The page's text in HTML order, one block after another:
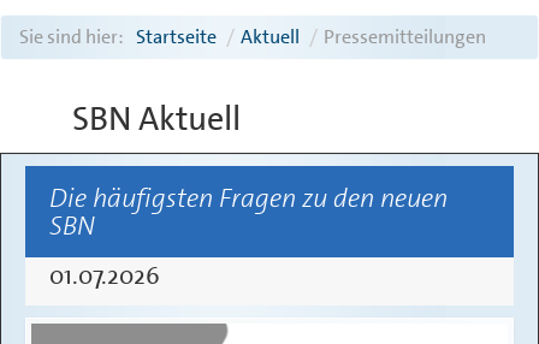
ABWASSER
DIENSTLEISTUNGEN
DEICHAMT
Sie sind hier: Startseite / Aktuell / Pressemitteilungen
SBN Aktuell
Die häufigsten Fragen zu den neuen
SBN
01.07.2026